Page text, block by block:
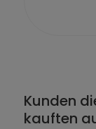
Kunden
kauften